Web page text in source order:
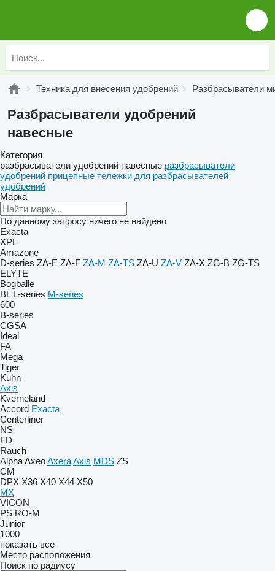
Техника для внесения удобрений Разбрасыватели
Разбрасыватели удобрений
навесные
Категория
разбрасыватели удобрений навесные разбрасыватели
удобрений прицепные тележки для разбрасывателей
удобрений
Марка
По данному запросу ничего не найдено
Exacta
XPL
Amazone
D-series ZA-E ZA-F ZA-M ZA-TS ZA-U ZA-V ZA-X ZG-B ZG-TS
ELYTE
Bogballe
BL L-series M-series
600
B-series
CGSA
Ideal
FA
Mega
Tiger
Kuhn
Axis
Kverneland
Accord Exacta
Centerliner
NS
FD
Rauch
AlphaAxeoAxeraAxis MDS ZS
CM
DPX X36 X40 X44 X50
MX
VICON
PS RO-M
Junior
1000
показать все
Место расположения
Поиск по радиусу